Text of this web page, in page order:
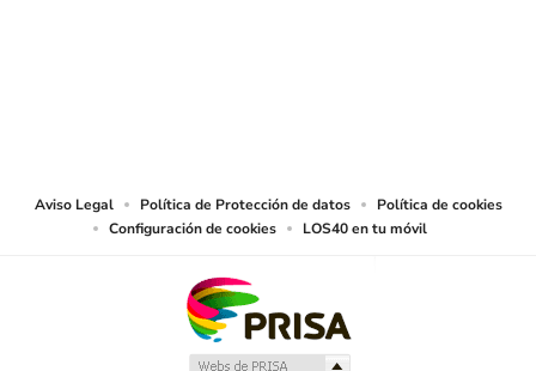
Aviso Legal Política de Protección de datos
Política de cookies
Configuración de cookies
LOS40 en tu móvil